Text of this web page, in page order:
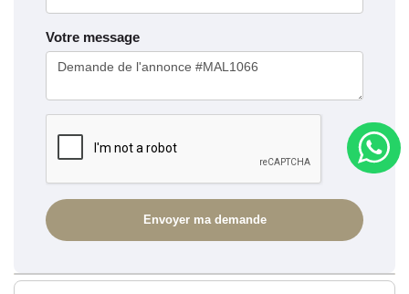
Votre message